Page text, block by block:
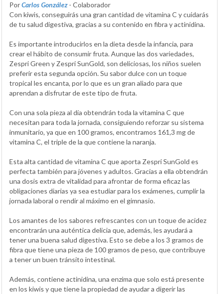
PorCarlos González - Colaborador
Con kiwis, conseguirás una gran cantidad de vitamina C y cuidarás
de tu salud digestiva, gracias a su contenido en fibra y actinidina.
Es importante introducirlos en la dieta desde la infancia, para
crear el hábito de consumir fruta. Aunque las dos variedades,
Zespri Green y Zespri SunGold, son deliciosas, los niños suelen
preferir esta segunda opción. Su sabor dulce con un toque
tropical les encanta, por lo que es un gran aliado para que
aprendan a disfrutar de este tipo de fruta.
Con una sola pieza al día obtendrán toda la vitamina C que
necesitan para toda la jornada, consiguiendo reforzar su sistema
inmunitario, ya que en 100 gramos, encontramos 161,3 mg de
vitamina C, el triple de la que contiene la naranja.
Esta alta cantidad de vitamina C que aporta Zespri SunGold es
perfecta también para jóvenes y adultos. Gracias a ella obtendrán
una dosis extra de vitalidad para afrontar de forma eficaz las
obligaciones diarias ya sea estudiar para los exámenes, cumplir la
jornada laboral o rendir al máximo en el gimnasio.
Los amantes de los sabores refrescantes con un toque de acidez
encontrarán una auténtica delicia que, además, les ayudará a
tener una buena salud digestiva. Esto se debe a los 3 gramos de
fibra que tiene una pieza de 100 gramos de peso, que contribuye
a tener un buen tránsito intestinal.
Además, contiene actinidina, una enzima que solo está presente
en los kiwis y que tiene la propiedad de ayudar a digerir las